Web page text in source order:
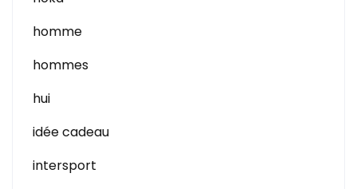
homme
hommes
hui
idée cadeau
intersport